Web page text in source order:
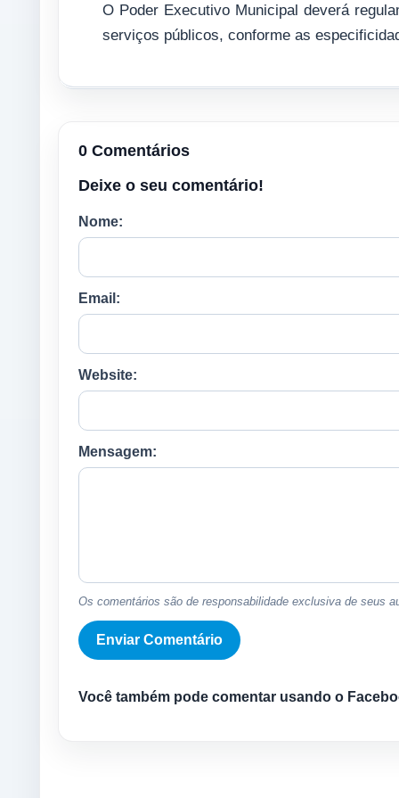
O Poder Executivo Municipal deverá
serviços públicos, conforme as
0 Comentários
Deixe o seu comentário!
Nome:
Email:
Website:
Mensagem:
Os comentários são de responsabilidade exclusiva de seus
Você também pode comentar usando o